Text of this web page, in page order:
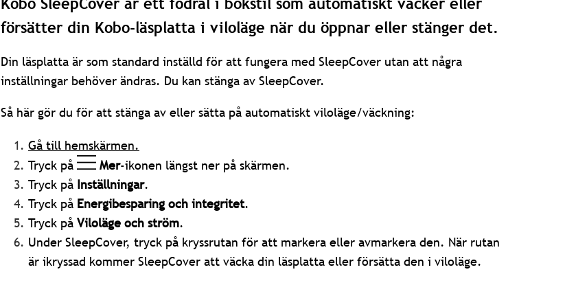
Kobo SleepCover är ett fodral i bokstil som automatiskt väcker eller
försätter din Kobo-läsplatta i viloläge när du öppnar eller stänger det.
Din läsplatta är som standard inställd för att fungera med SleepCover utan att några
inställningar behöver ändras. Du kan stänga av SleepCover.
Så här gör du för att stänga av eller sätta på automatiskt viloläge/väckning:
Gå till hemskärmen.
Tryck på
Mer-ikonen längst ner på skärmen.
Tryck på Inställningar.
Tryck på Energibesparing och integritet.
Tryck på Viloläge och ström.
Under SleepCover, tryck på kryssrutan för att markera eller avmarkera den. När rutan
är ikryssad kommer SleepCover att väcka din läsplatta eller försätta den i viloläge.